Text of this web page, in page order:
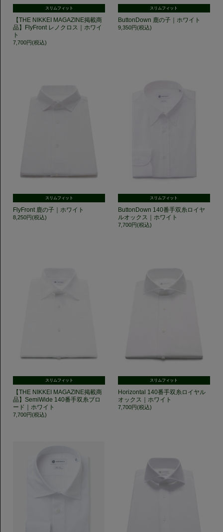
スリムフィット
【THE NIKKEI MAGAZINE掲載商
品】FlyFront レノクロス｜ホワイ
ト
7,700円(税込)
スリムフィット
ButtonDown 鹿の子｜ホワイト
9,350円(税込)
スリムフィット
FlyFront 鹿の子｜ホワイト
8,250円(税込)
スリムフィット
ButtonDown 140番手双糸ロイヤ
ルオックス｜ホワイト
7,700円(税込)
スリムフィット
【THE NIKKEI MAGAZINE掲載商
品】SemiWide 140番手双糸ブロ
ード｜ホワイト
7,700円(税込)
スリムフィット
Horizontal 140番手双糸ロイヤル
オックス｜ホワイト
7,700円(税込)